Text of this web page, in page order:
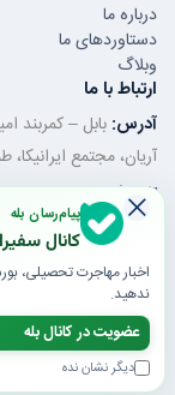
درباره ما
دستاوردهای ما
وبلاگ
ارتباط با ما
آدرس: بابل – کمربند
آریان، مجتمع ایرانیکا،
تلفن ثابت:32350320
موبایل / واتساپ:
ایمیل:
© 1405 تمام حقوق محفوظ است | طراحی و توسعه توسط گروه فنی و مهندسی
پیام‌رسان بله
کانال
اخبار مهاجرت تحصیلی،
ندهید.
عضویت در کانال بله
دیگر نشان نده